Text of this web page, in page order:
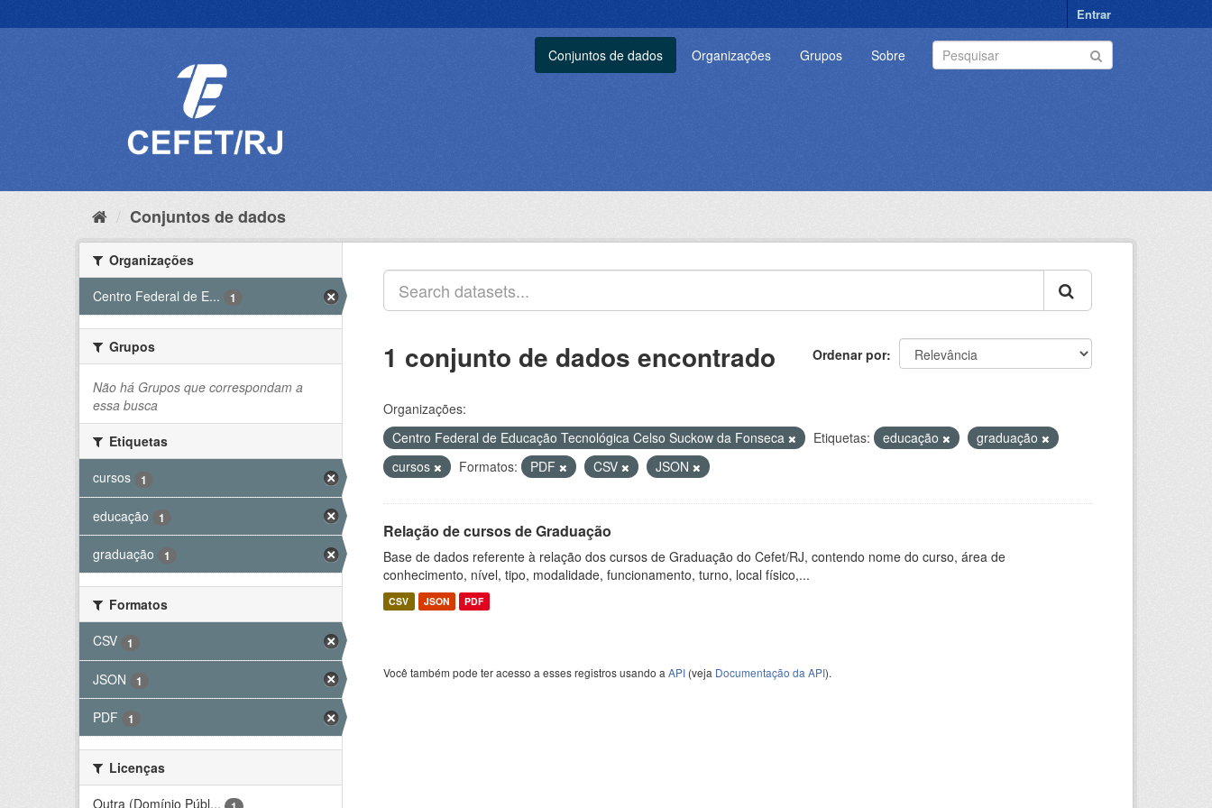
para
Entrar
Conjuntos de dados Organizações Grupos Sobre
Conjuntos de dados
Organizações
Centro Federal de E...
1
Grupos
Não há Grupos que correspondam a
essa busca
Etiquetas
cursos
1
educação 1
graduação 1
Formatos
CSV
1
JSON 1
PDF 1
Licenças
Outra (Domínio Públ...
Ordenar por
1 conjunto de dados encontrado
Organizações:
Centro Federal de Educação Tecnológica Celso Suckow da Fonseca
Etiquetas: educação
graduação
cursos
Formatos: PDF CSV JSON
Relação de cursos de Graduação
Base de dados referente à relação dos cursos de Graduação do Cefet/RJ, contendo nome do curso, área de
conhecimento, nível, tipo, modalidade, funcionamento, turno, local físico,...
CSV JSON PDF
Você também pode ter acesso a esses registros usando a API (veja Documentação da API).